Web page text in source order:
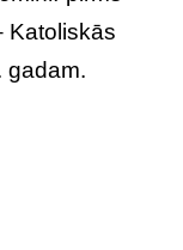
Katoliskās
gadam.